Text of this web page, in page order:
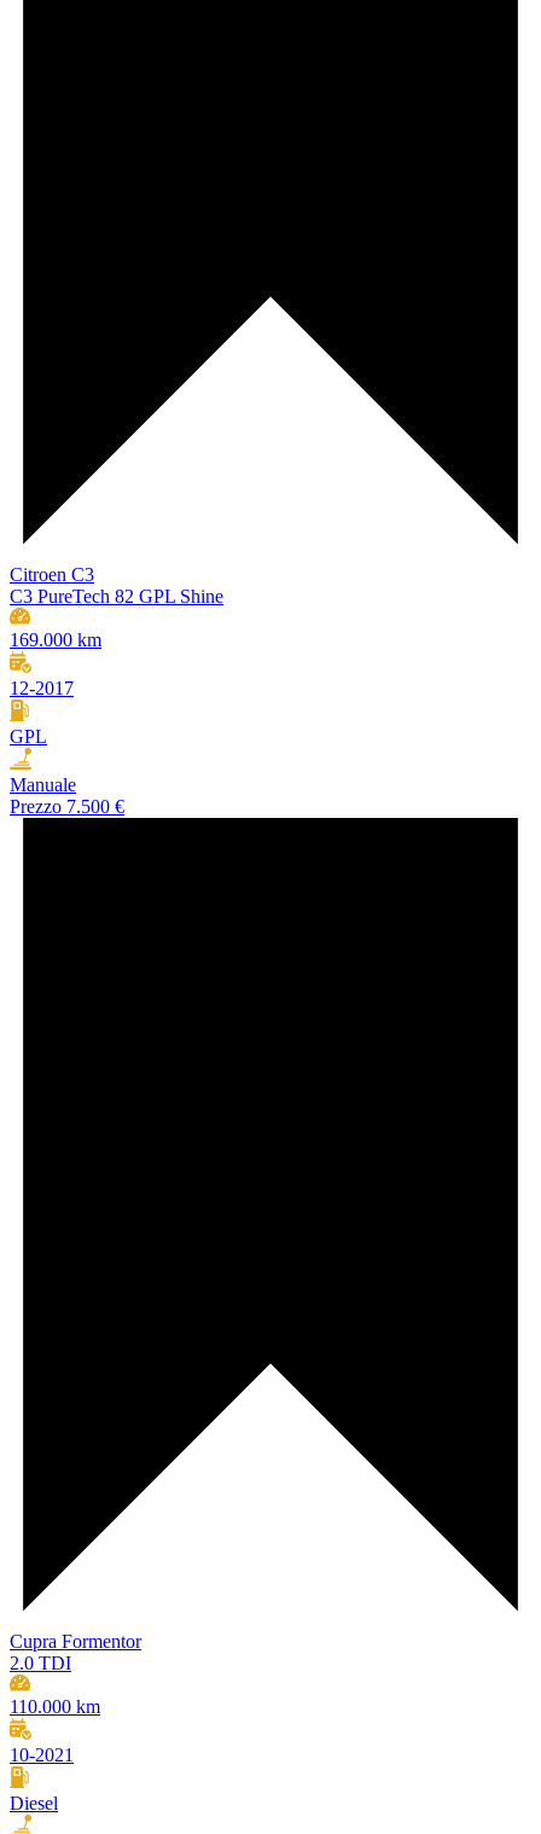
Citroen C3
C3 PureTech 82 GPL Shine
169.000 km
12-2017
GPL
Manuale
Prezzo 7.500 €
Cupra Formentor
2.0 TDI
110.000 km
10-2021
Diesel